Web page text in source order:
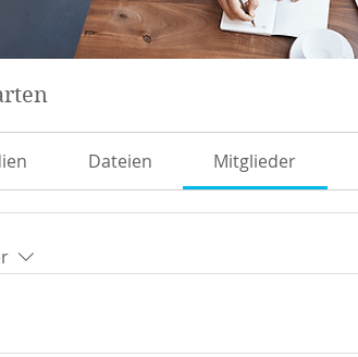
Dateien Mitglieder